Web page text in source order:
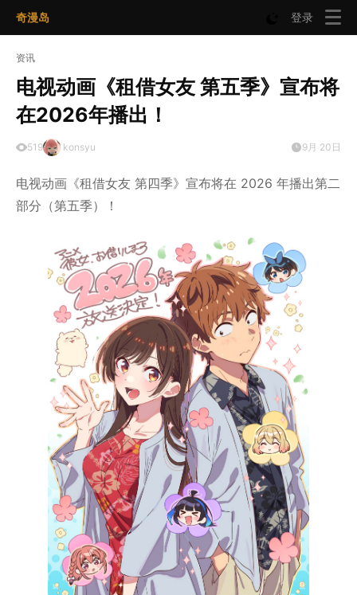
奇漫岛 登录
资讯
电视动画《租借女友 第五季》宣布将
在2026年播出！
519 konsyu 9月 20日
电视动画《租借女友 第四季》宣布将在 2026 年播出第二
部分（第五季）！